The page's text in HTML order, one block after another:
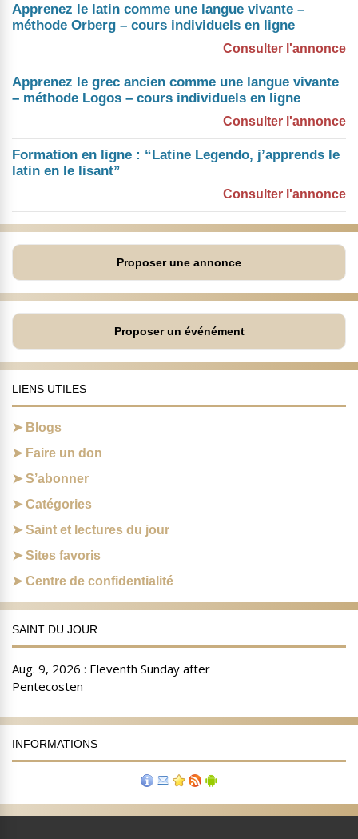
Apprenez le latin comme une langue vivante –
méthode Orberg – cours individuels en ligne
Consulter l'annonce
Apprenez le grec ancien comme une langue vivante
– méthode Logos – cours individuels en ligne
Consulter l'annonce
Formation en ligne : “Latine Legendo, j’apprends le
latin en le lisant”
Consulter l'annonce
Proposer une annonce
Proposer un événément
LIENS UTILES
Blogs
Faire un don
S’abonner
Catégories
Saint et lectures du jour
Sites favoris
Centre de confidentialité
SAINT DU JOUR
INFORMATIONS